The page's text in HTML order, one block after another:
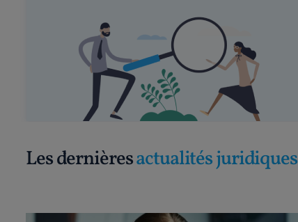
Les dernièresactualités juridiques